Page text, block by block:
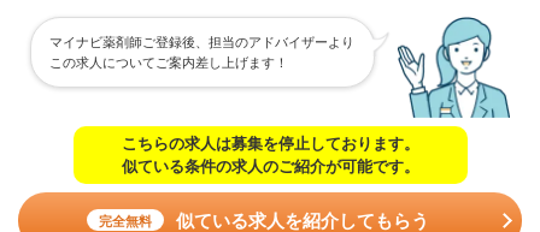
マイナビ薬剤師ご登録後、担当のアドバイザーより
この求人についてご案内差し上げます！
こちらの求人は募集を停止しております。
似ている条件の求人のご紹介が可能です。
完全無料 似ている求人を紹介してもらう